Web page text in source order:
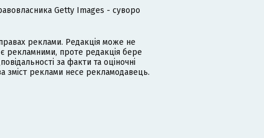
Getty Images - суворо
реклами. Редакція може не
рекламними, проте редакція бере
за факти та оціночні
зміст реклами несе рекламодавець.